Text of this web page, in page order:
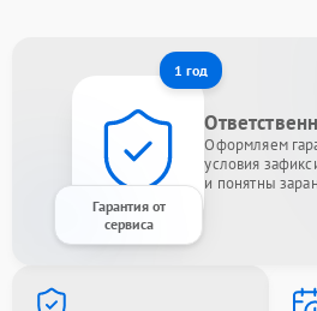
1 год
Гарантия от
сервиса
Оформляем
условия
и понятны